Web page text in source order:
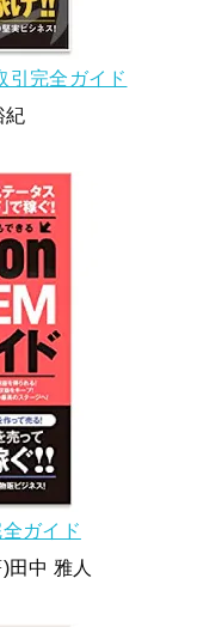
引完全ガイド
紀
ガイド
田中 雅人